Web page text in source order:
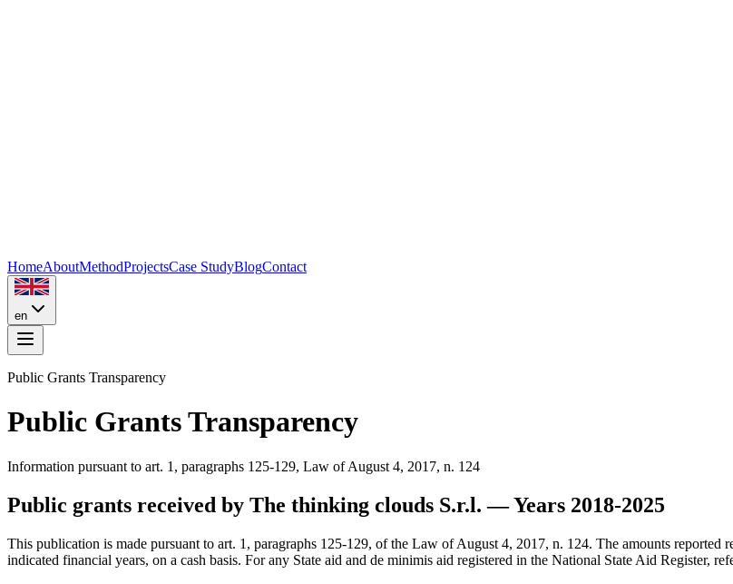
HomeAboutMethodProjectsCase StudyBlogContact
en
Public Grants Transparency
Public Grants Transparency
Information pursuant to art. 1, paragraphs 125-129, Law of August 4, 2017, n. 124
Public grants received by The thinking clouds S.r.l. — Years 2018-2025
This publication is made pursuant to art. 1, paragraphs 125-129, of the Law of August 4, 2017, n. 124. The amounts
indicated financial years, on a cash basis. For any State aid and de minimis aid registered in the National State Aid Register,